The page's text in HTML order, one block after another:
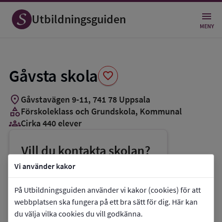
Vi använder kakor
På Utbildningsguiden använder vi kakor (cookies) för att
webbplatsen ska fungera på ett bra sätt för dig. Här kan
du välja vilka cookies du vill godkänna.
Utbildningsguiden MENY
Gåvsta skola favorite
Spara
som
favorit
location_on Gåvstavägen 9-11, 741 78 Uppsala
categoryFörskoleklass och Grundskola, Kommunal
groups_3Cirka 440 elever
Vill du kontakta skolan?
phoneTelefon:018-7277829
E-post: gavsta.skola@uppsala.se
link Webbplats:Gåvsta skola